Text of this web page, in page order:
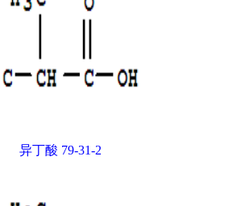
异丁酸 79-31-2